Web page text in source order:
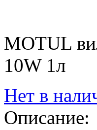
MOTUL
10W 1л
Нет в
Описание: